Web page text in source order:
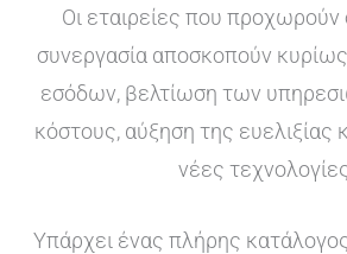
Οι εταιρείες που προχωρούν
συνεργασία αποσκοπούν
εσόδων, βελτίωση των
κόστους, αύξηση της ευελιξίας
νέες
Υπάρχει ένας πλήρης